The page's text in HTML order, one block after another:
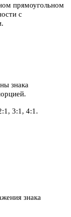
прямоугольном
с
знака
3:1, 4:1.
знака